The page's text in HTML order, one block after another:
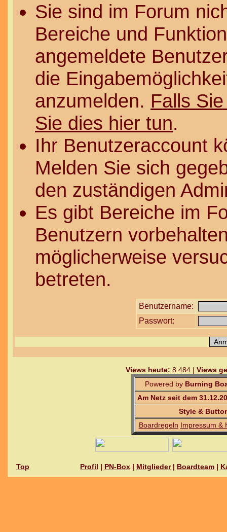
Sie sind im Forum
Bereiche und
angemeldete
die
anzumelden. Falls
Sie dies hier tun.
Ihr Benutzeraccount
Melden Sie sich
den zuständigen
Es gibt Bereiche im
Benutzern
möglicherweise
betreten.
Benutzername:
Passwort:
Views heute: 8.484 | Views
Powered by Burning
Am Netz seit dem
Style &
Boardregeln Impressum &
Top Profil | PN-Box | Mitglieder| Boardteam |